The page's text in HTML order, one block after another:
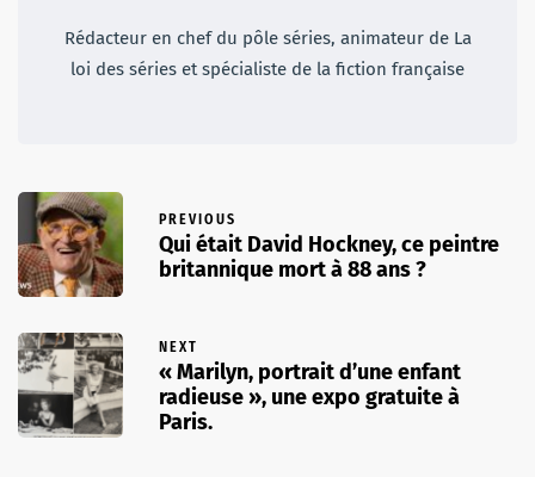
Rédacteur en chef du pôle séries, animateur de La
loi des séries et spécialiste de la fiction française
PREVIOUS
Qui était David Hockney, ce peintre
britannique mort à 88 ans ?
NEXT
« Marilyn, portrait d’une enfant
radieuse », une expo gratuite à
Paris.